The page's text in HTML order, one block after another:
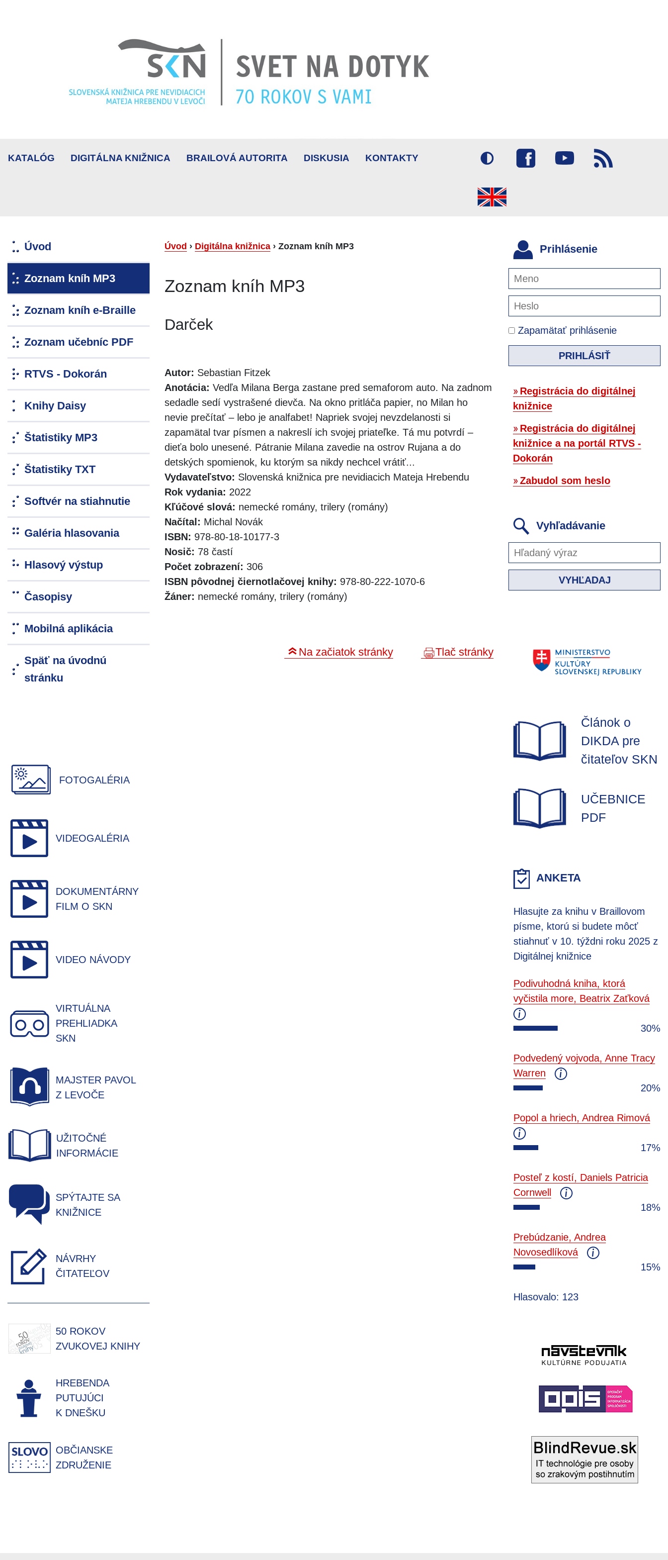
KATALÓG DIGITÁLNA KNIŽNICA BRAILOVÁ AUTORITA DISKUSIA KONTAKTY
Úvod
Zoznam kníh MP3
Zoznam kníh e-Braille
Zoznam učebníc PDF
RTVS - Dokorán
Knihy Daisy
Štatistiky MP3
Štatistiky TXT
Softvér na stiahnutie
Galéria hlasovania
Hlasový výstup
Časopisy
Mobilná aplikácia
Späť na úvodnú
stránku
FOTOGALÉRIA
VIDEOGALÉRIA
DOKUMENTÁRNY
FILM O SKN
VIDEO NÁVODY
VIRTUÁLNA
PREHLIADKA
SKN
MAJSTER PAVOL
Z LEVOČE
UŽITOČNÉ
INFORMÁCIE
SPÝTAJTE SA
KNIŽNICE
NÁVRHY
ČITATEĽOV
50 ROKOV
ZVUKOVEJ KNIHY
HREBENDA
PUTUJÚCI
K DNEŠKU
OBČIANSKE
ZDRUŽENIE
Úvod › Digitálna knižnica › Zoznam kníh MP3
Zoznam kníh MP3
Darček
Autor: Sebastian Fitzek
Anotácia: Vedľa Milana Berga zastane pred semaforom auto. Na zadnom
sedadle sedí vystrašené dievča. Na okno pritláča papier, no Milan ho
nevie prečítať – lebo je analfabet! Napriek svojej nevzdelanosti si
zapamätal tvar písmen a nakreslí ich svojej priateľke. Tá mu potvrdí –
dieťa bolo unesené. Pátranie Milana zavedie na ostrov Rujana a do
detských spomienok, ku ktorým sa nikdy nechcel vrátiť...
Vydavateľstvo: Slovenská knižnica pre nevidiacich Mateja Hrebendu
Rok vydania: 2022
Kľúčové slová: nemecké romány, trilery (romány)
Načítal: Michal Novák
ISBN: 978-80-18-10177-3
Nosič: 78 častí
Počet zobrazení: 306
ISBN pôvodnej čiernotlačovej knihy: 978-80-222-1070-6
Žáner: nemecké romány, trilery (romány)
Na začiatok stránky Tlač stránky
Prihlásenie
Zapamätať prihlásenie
PRIHLÁSIŤ
Registrácia do digitálnej
knižnice
Registrácia do digitálnej
knižnice a na portál RTVS -
Dokorán
Zabudol som heslo
Vyhľadávanie
VYHĽADAJ
Článok o
DIKDA pre
čitateľov SKN
UČEBNICE
PDF
ANKETA
Hlasujte za knihu v Braillovom
písme, ktorú si budete môcť
stiahnuť v 10. týždni roku 2025 z
Digitálnej knižnice
Podivuhodná kniha, ktorá
vyčistila more, Beatrix Zaťková
30%
Podvedený vojvoda, Anne Tracy
Warren
20%
Popol a hriech, Andrea Rimová
17%
Posteľ z kostí, Daniels Patricia
Cornwell
18%
Prebúdzanie, Andrea
Novosedlíková
15%
Hlasovalo: 123